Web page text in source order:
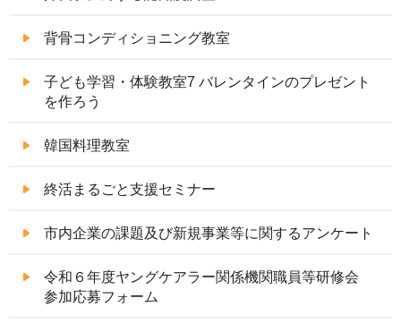
背骨コンディショニング教室
子ども学習・体験教室7 バレンタインのプレゼント
を作ろう
韓国料理教室
終活まるごと支援セミナー
市内企業の課題及び新規事業等に関するアンケート
令和６年度ヤングケアラー関係機関職員等研修会
参加応募フォーム